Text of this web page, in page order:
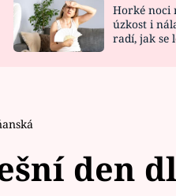
NOVINKY
VIDEORECEPTY
Horké noci
úzkost i
radí, jak se
den